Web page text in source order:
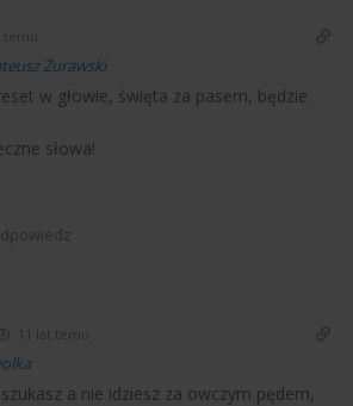
temu
Żurawski
w głowie, święta za pasem, będzie
słowa!
11 lat temu
a nie idziesz za owczym pędem,